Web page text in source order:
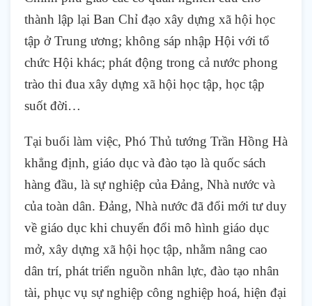
thành lập lại Ban Chỉ đạo xây dựng xã hội học
tập ở Trung ương; không sáp nhập Hội với tổ
chức Hội khác; phát động trong cả nước phong
trào thi đua xây dựng xã hội học tập, học tập
suốt đời…
Tại buổi làm việc, Phó Thủ tướng Trần Hồng Hà
khẳng định, giáo dục và đào tạo là quốc sách
hàng đầu, là sự nghiệp của Đảng, Nhà nước và
của toàn dân. Đảng, Nhà nước đã đổi mới tư duy
về giáo dục khi chuyển đổi mô hình giáo dục
mở, xây dựng xã hội học tập, nhằm nâng cao
dân trí, phát triển nguồn nhân lực, đào tạo nhân
tài, phục vụ sự nghiệp công nghiệp hoá, hiện đại